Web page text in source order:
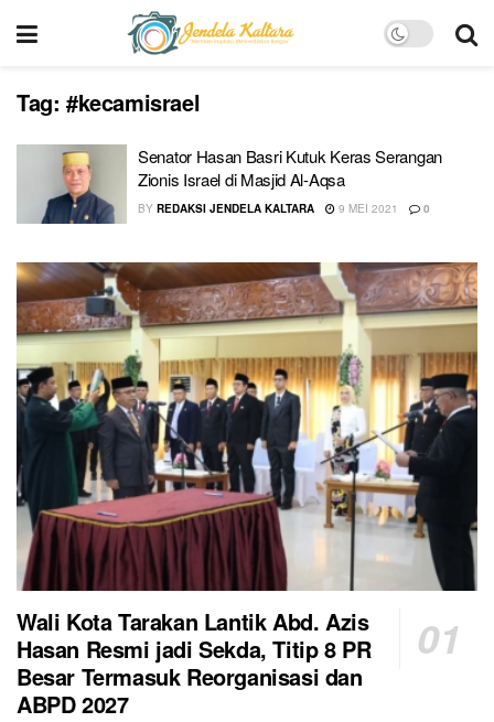
Tag: #kecamisrael
Senator Hasan Basri Kutuk Keras Serangan
Zionis Israel di Masjid Al-Aqsa
BY REDAKSI JENDELA KALTARA 9 MEI 2021 0
Wali Kota Tarakan Lantik Abd. Azis
Hasan Resmi jadi Sekda, Titip 8 PR
Besar Termasuk Reorganisasi dan
ABPD 2027